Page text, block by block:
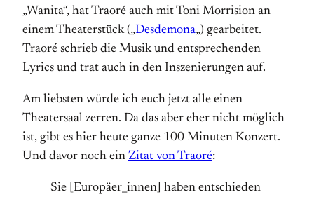
„Wanita“, hat Traoré auch mit Toni Morrision an
einem Theaterstück („Desdemona„) gearbeitet.
Traoré schrieb die Musik und entsprechenden
Lyrics und trat auch in den Inszenierungen auf.
Am liebsten würde ich euch jetzt alle einen
Theatersaal zerren. Da das aber eher nicht möglich
ist, gibt es hier heute ganze 100 Minuten Konzert.
Und davor noch ein Zitat von Traoré:
Sie [Europäer_innen] haben entschieden